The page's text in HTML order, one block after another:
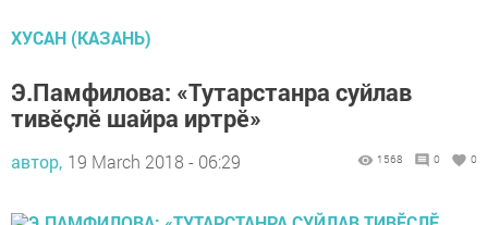
ХУСАН (КАЗАНЬ)
Э.Памфилова: «Тутарстанра суйлав
тивӗçлӗ шайра иртрӗ»
автор, 19 March 2018 - 06:29 1568 0 0